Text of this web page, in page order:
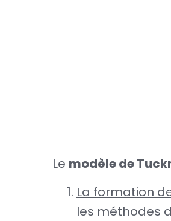
Le modèle de
La formation
les méthodes